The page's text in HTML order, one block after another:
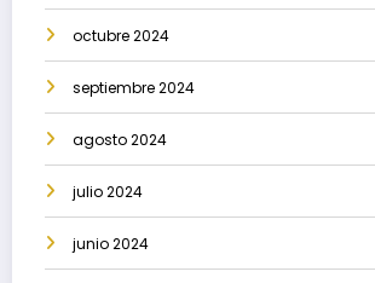
octubre 2024
septiembre 2024
agosto 2024
julio 2024
junio 2024